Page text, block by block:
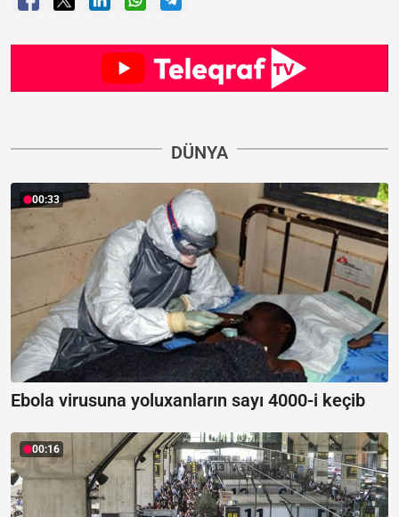
DÜNYA
00:33
Ebola virusuna yoluxanların sayı 4000-i keçib
00:16